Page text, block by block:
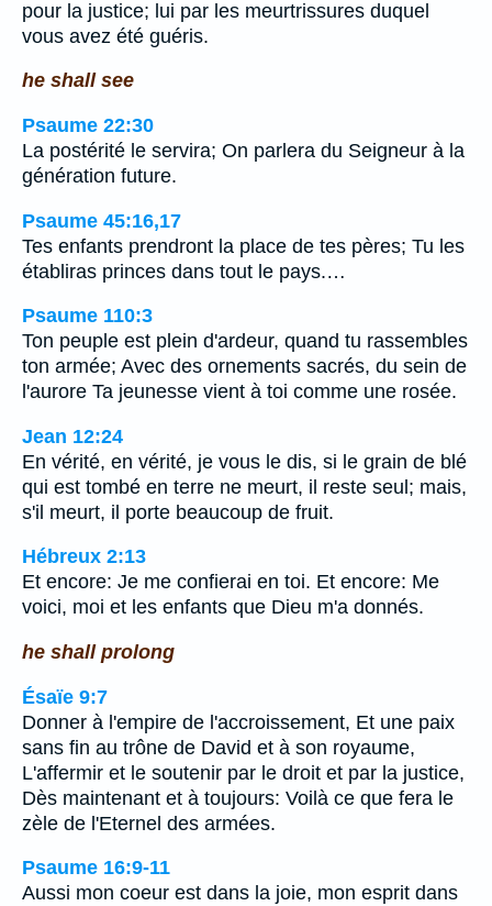
pour la justice; lui par les meurtrissures duquel
vous avez été guéris.
he shall see
Psaume 22:30
La postérité le servira; On parlera du Seigneur à la
génération future.
Psaume 45:16,17
Tes enfants prendront la place de tes pères; Tu les
établiras princes dans tout le pays.…
Psaume 110:3
Ton peuple est plein d'ardeur, quand tu rassembles
ton armée; Avec des ornements sacrés, du sein de
l'aurore Ta jeunesse vient à toi comme une rosée.
Jean 12:24
En vérité, en vérité, je vous le dis, si le grain de blé
qui est tombé en terre ne meurt, il reste seul; mais,
s'il meurt, il porte beaucoup de fruit.
Hébreux 2:13
Et encore: Je me confierai en toi. Et encore: Me
voici, moi et les enfants que Dieu m'a donnés.
he shall prolong
Ésaïe 9:7
Donner à l'empire de l'accroissement, Et une paix
sans fin au trône de David et à son royaume,
L'affermir et le soutenir par le droit et par la justice,
Dès maintenant et à toujours: Voilà ce que fera le
zèle de l'Eternel des armées.
Psaume 16:9-11
Aussi mon coeur est dans la joie, mon esprit dans